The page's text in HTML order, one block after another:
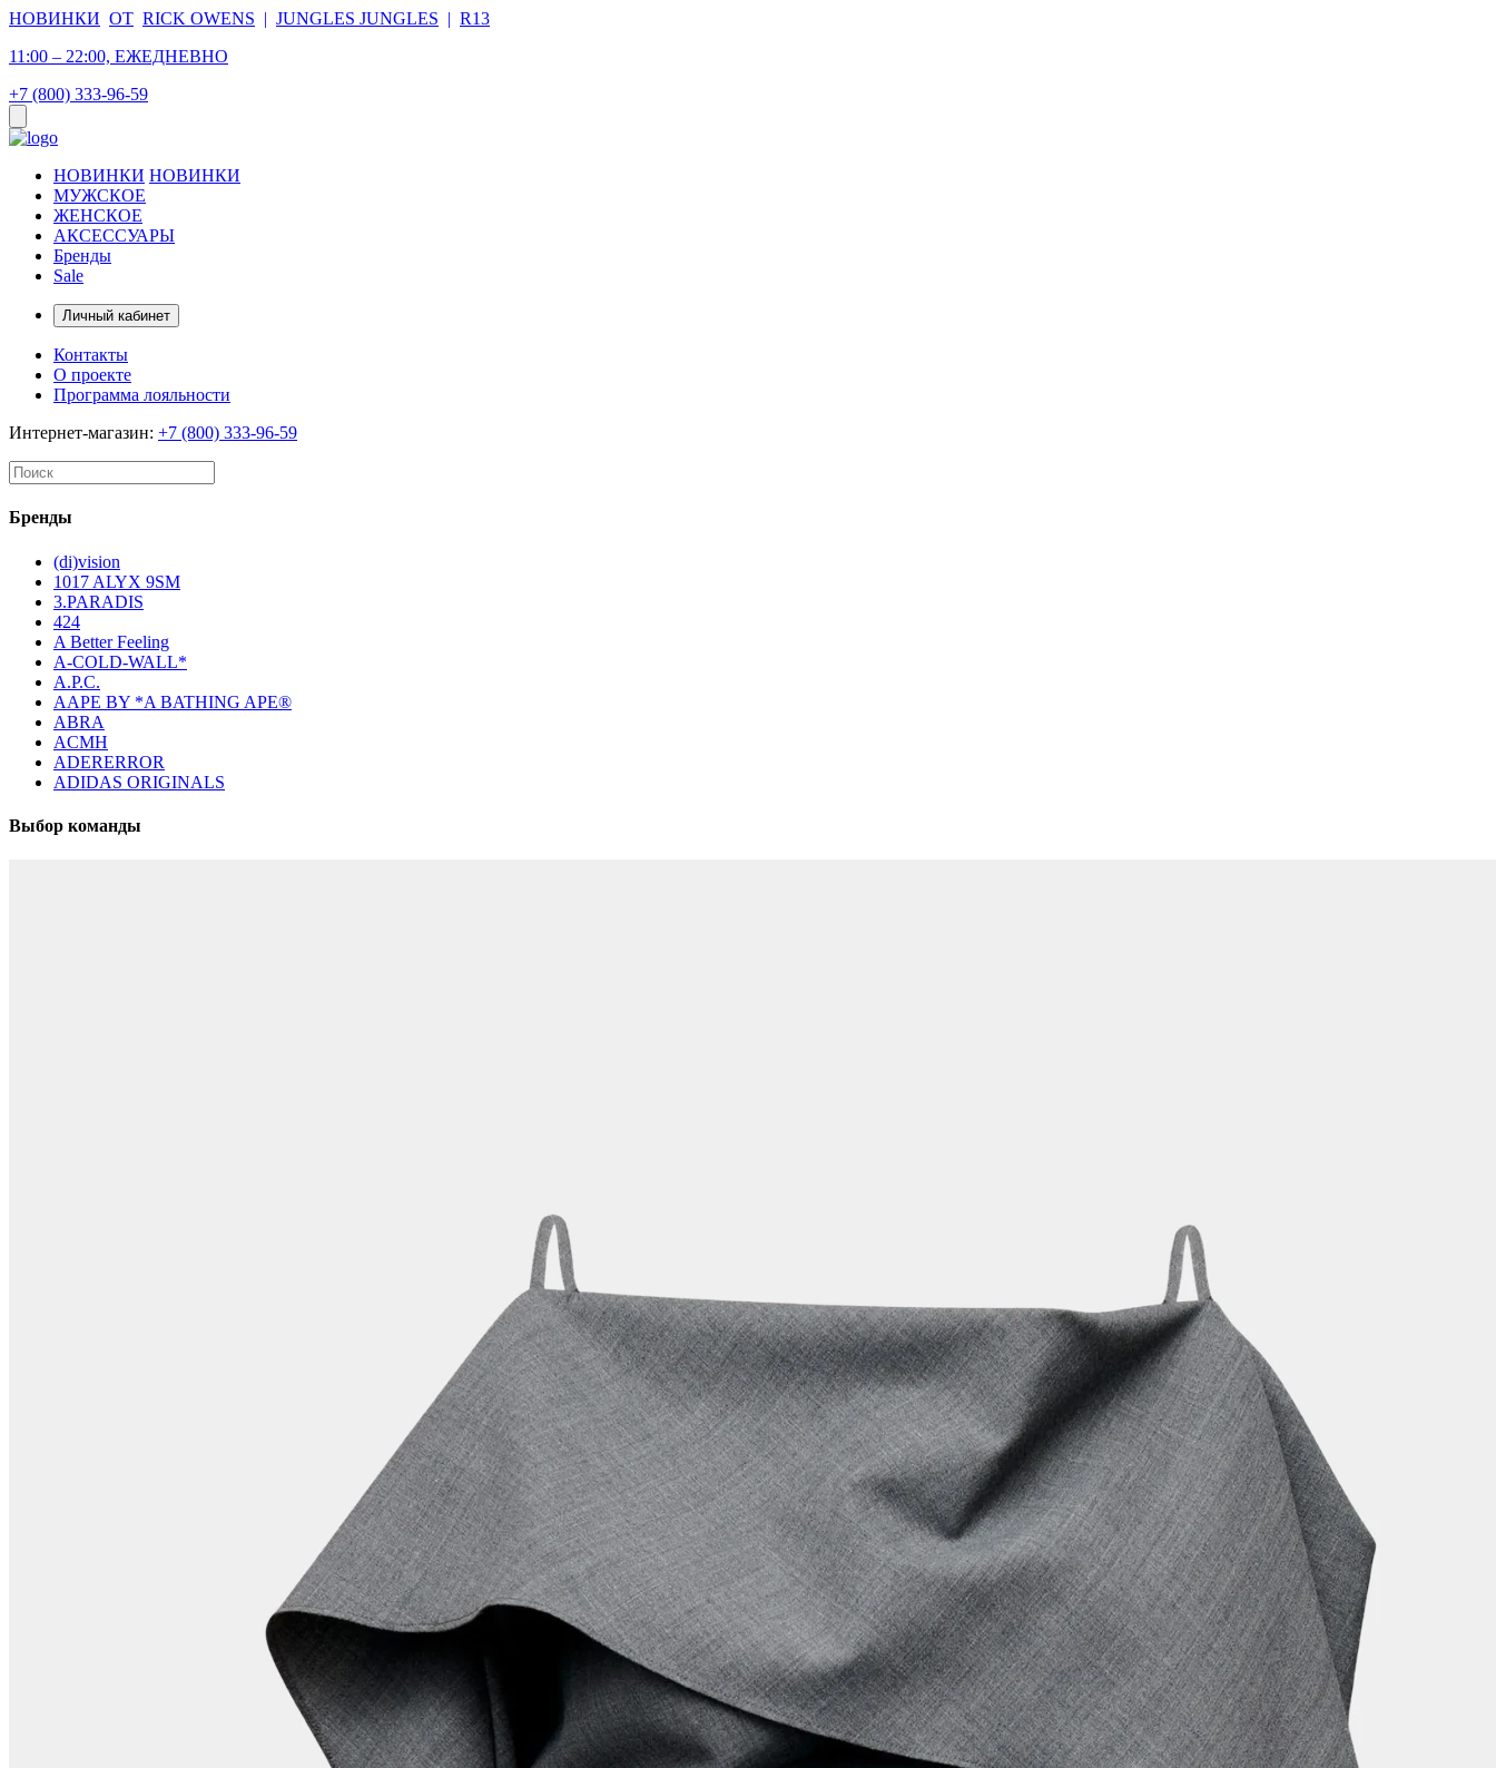
НОВИНКИ ОТ RICK OWENS | JUNGLES JUNGLES | R13
11:00 – 22:00, ЕЖЕДНЕВНО
+7 (800) 333-96-59
НОВИНКИ НОВИНКИ
МУЖСКОЕ
ЖЕНСКОЕ
АКСЕССУАРЫ
Бренды
Sale
Личный кабинет
Контакты
О проекте
Программа лояльности
Интернет-магазин: +7 (800) 333-96-59
Бренды
(di)vision
1017 ALYX 9SM
3.PARADIS
424
A Better Feeling
A-COLD-WALL*
A.P.C.
AAPE BY *A BATHING APE®
ABRA
ACMH
ADERERROR
ADIDAS ORIGINALS
Выбор команды